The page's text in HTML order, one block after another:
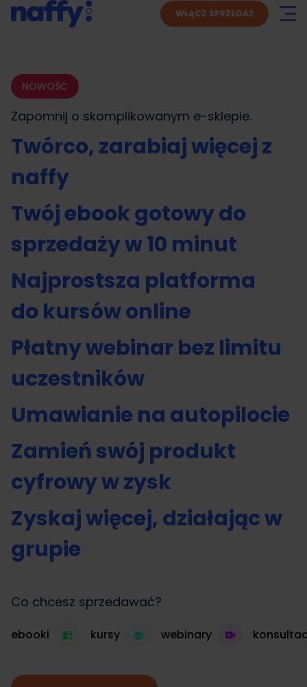
WŁĄCZ SPRZEDAŻ
NOWOŚĆ
Zapomnij o skomplikowanym e-sklepie.
Twórco, zarabiaj więcej z
naffy
Twój ebook gotowy do
sprzedaży w 10 minut
Najprostsza platforma
do kursów online
Płatny webinar bez limitu
uczestników
Umawianie na autopilocie
Zamień swój produkt
cyfrowy w zysk
Zyskaj więcej, działając w
grupie
Co chcesz sprzedawać?
ebooki kursy webinary